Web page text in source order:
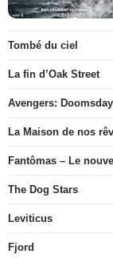
Tombé du ciel
La fin d’Oak Street
Avengers: Doomsday
La Maison de nos
Fantômas – Le
The Dog Stars
Leviticus
Fjord